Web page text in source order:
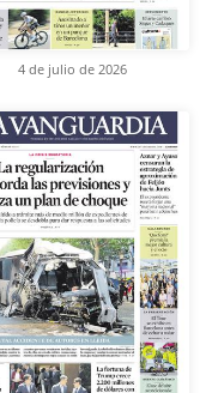
4 de julio de 2026